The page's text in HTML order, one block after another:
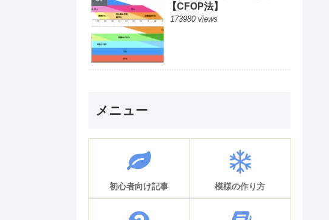
【CFOP法】
173980 views
メニュー
初心者向け記事 模様の作り方